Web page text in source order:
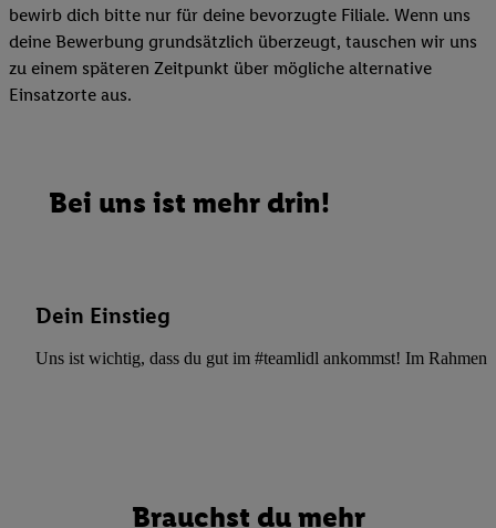
bewirb dich bitte nur für deine bevorzugte Filiale. Wenn uns
deine Bewerbung grundsätzlich überzeugt, tauschen wir uns
zu einem späteren Zeitpunkt über mögliche alternative
Einsatzorte aus.
Bei uns ist mehr drin!
Dein Einstieg
Uns ist wichtig, dass du gut im #teamlidl ankommst! Im Rahmen
Brauchst du mehr